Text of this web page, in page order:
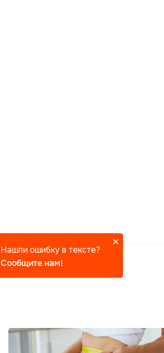
Нашли ошибку в тексте?
Сообщите нам!